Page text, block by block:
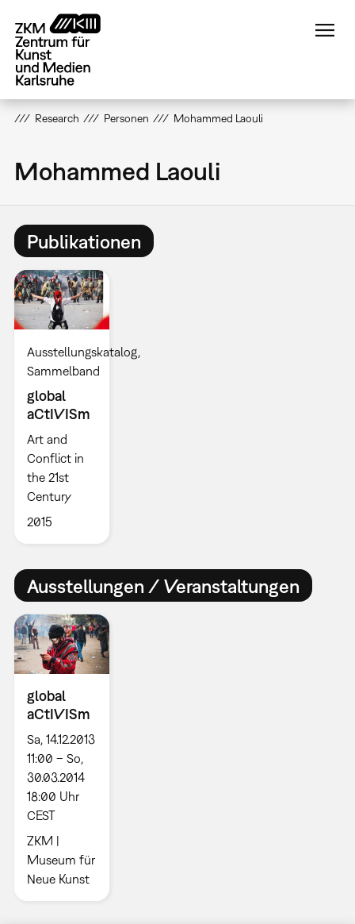
zum
Inhalt
Research Personen Mohammed Laouli
Mohammed Laouli
Publikationen
Ausstellungskatalog
Sammelband
global
aCtIVISm
Art and
Conflict in
the 21st
Century
2015
Ausstellungen / Veranstaltungen
global
aCtIVISm
Sa, 14.12.2013
11:00 – So,
30.03.2014
18:00 Uhr
CEST
ZKM |
Museum für
Neue Kunst